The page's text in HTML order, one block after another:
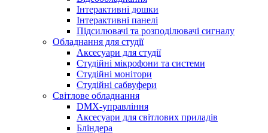
Інтерактивні дошки
Інтерактивні панелі
Підсилювачі та розподілювачі сигналу
Обладнання для студії
Аксесуари для студії
Студійні мікрофони та системи
Студійні монітори
Студійні сабвуфери
Світлове обладнання
DMX-управління
Аксесуари для світлових приладів
Бліндера